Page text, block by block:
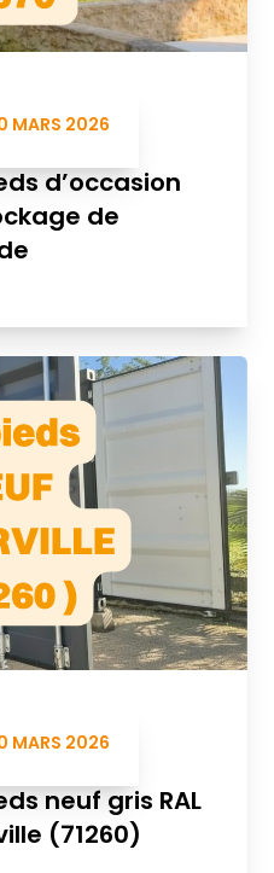
MARS 2026
d’occasion
de
MARS 2026
neuf gris RAL
(71260)